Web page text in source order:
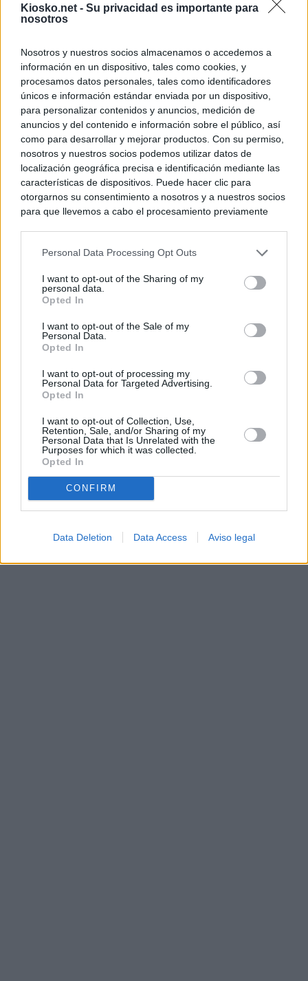
Kiosko.net - Su privacidad es importante para
nosotros
Nosotros y nuestros socios almacenamos o accedemos a
información en un dispositivo, tales como cookies, y
procesamos datos personales, tales como identificadores
únicos e información estándar enviada por un dispositivo,
para personalizar contenidos y anuncios, medición de
anuncios y del contenido e información sobre el público, así
como para desarrollar y mejorar productos. Con su permiso,
nosotros y nuestros socios podemos utilizar datos de
localización geográfica precisa e identificación mediante las
características de dispositivos. Puede hacer clic para
otorgarnos su consentimiento a nosotros y a nuestros socios
para que llevemos a cabo el procesamiento previamente
negar su consentimiento. Tenga en cuenta que algún
de su consentimiento, pero usted tiene el derecho de
rechazar tal procesamiento. Sus preferencias se aplicarán
cualquier momento entrando de nuevo en este sitio web o
visitando nuestra política de privacidad.
Personal Data Processing Opt Outs
I want to opt-out of the Sharing of my
personal data.
Opted In
I want to opt-out of the Sale of my
Personal Data.
Opted In
I want to opt-out of processing my
Personal Data for Targeted Advertising.
Opted In
I want to opt-out of Collection, Use,
Retention, Sale, and/or Sharing of my
Personal Data that Is Unrelated with the
Purposes for which it was collected.
Opted In
CONFIRM
Data Deletion Data Access Aviso legal